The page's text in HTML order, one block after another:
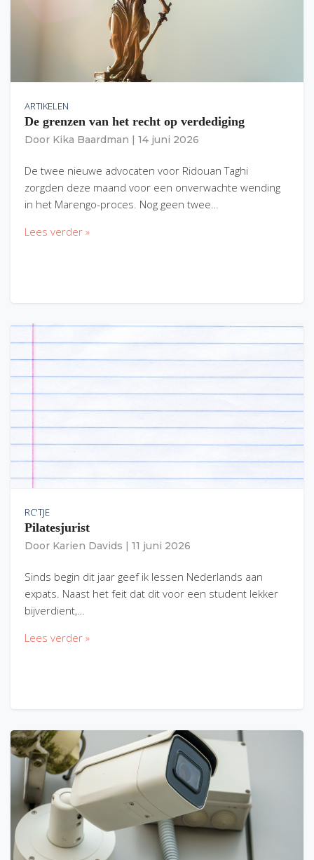
ARTIKELEN
De grenzen van het recht op verdediging
Door Kika Baardman 14 juni 2026
De twee nieuwe advocaten voor Ridouan Taghi
zorgden deze maand voor een onverwachte wending
in het Marengo-proces. Nog geen twee…
Lees verder »
RC'TJE
Pilatesjurist
Door Karien Davids 11 juni 2026
Sinds begin dit jaar geef ik lessen Nederlands aan
expats. Naast het feit dat dit voor een student lekker
bijverdient,…
Lees verder »